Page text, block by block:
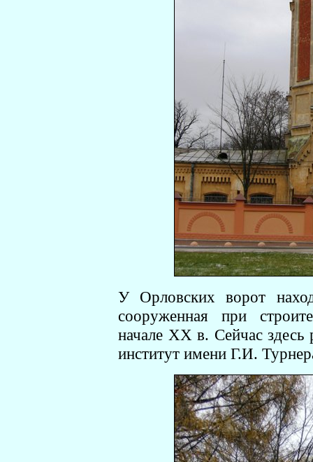
У Орловских ворот
сооруженная при
начале ХХ в. Сейчас здесь
институт имени Г.И.